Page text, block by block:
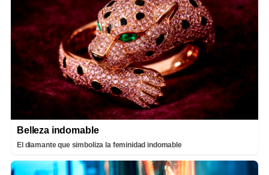
Belleza indomable
El diamante que simboliza la feminidad indomable